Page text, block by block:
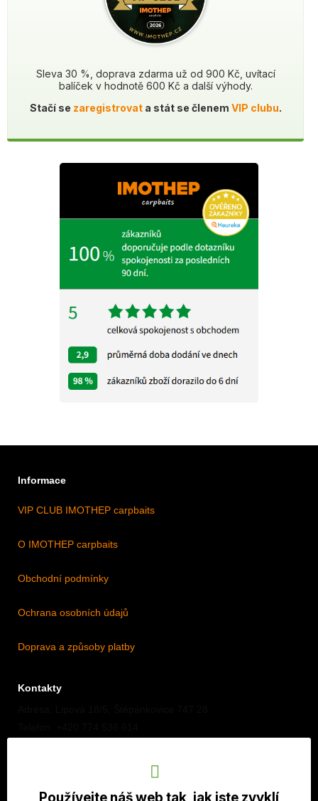
Sleva 30 %, doprava zdarma už od 900 Kč, uvítací
balíček v hodnotě 600 Kč a další výhody.
Stačí se zaregistrovata stát se členem VIP clubu.
Informace
VIP CLUB IMOTHEP carpbaits
O IMOTHEP carpbaits
Obchodní podmínky
Ochrana osobních údajů
Doprava a způsoby platby
Kontakty